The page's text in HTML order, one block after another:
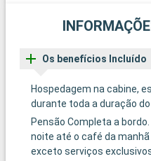
Os benefícios Incluído
Hospedagem na cabine,
durante toda a duração do
Pensão Completa a
noite até o café da
exceto serviços